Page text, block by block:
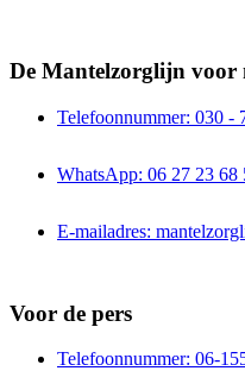
De Mantelzorglijn voor
Telefoonnummer: 030 -
WhatsApp: 06 27 23 68
E-mailadres:
Voor de pers
Telefoonnummer: 06-